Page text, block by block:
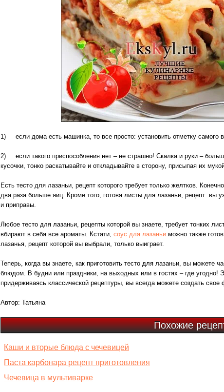
1) если дома есть машинка, то все просто: установить отметку самого
2) если такого приспособления нет – не страшно! Скалка и руки –
кусочки, тонко раскатывайте и откладывайте в сторону, присыпая их
Есть тесто для лазаньи, рецепт которого требует только желтков.
два раза больше яиц. Кроме того, готовя листы для лазаньи, рецепт вы
и приправы.
Любое тесто для лазаньи, рецепты которой вы знаете, требует тонких
вбирают в себя все ароматы. Кстати, соус для лазаньи можно также
лазанья, рецепт которой вы выбрали, только выиграет.
Теперь, когда вы знаете, как приготовить тесто для лазаньи, вы можете
блюдом. В будни или праздники, на выходных или в гостях – где угодно!
придерживаясь классической рецептуры, вы всегда можете создать
Автор: Татьяна
Похожие
Каши и вторые блюда с чечевицей
Паста карбонара рецепт приготовления
Чечевица в мультиварке